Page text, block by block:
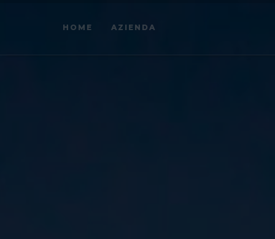
HOME AZIENDA